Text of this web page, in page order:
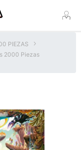
PIEZAS
2000 Piezas